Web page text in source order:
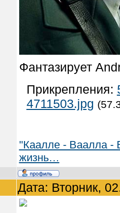
Фантазирует
Прикрепления:
4711503.jpg
"Каалле - Ваалла -
жизнь…
Дата: Вторник,